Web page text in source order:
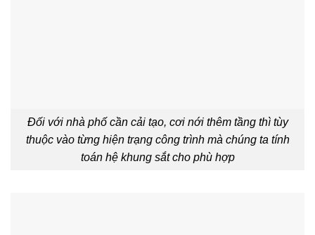
Đối với nhà phố cần cải tạo, cơi nới thêm tầng thì tùy
thuộc vào từng hiện trạng công trình mà chúng ta tính
toán hệ khung sắt cho phù hợp